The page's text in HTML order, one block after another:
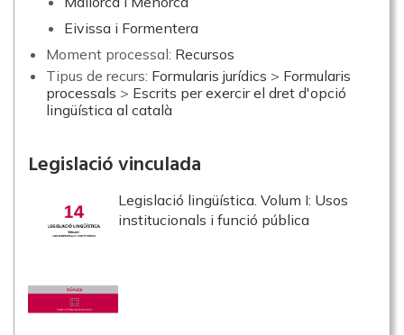
Eivissa i Formentera
Moment processal: Recursos
Tipus de recurs: Formularis jurídics > Formularis
processals > Escrits per exercir el dret d'opció
lingüística al català
Legislació vinculada
Legislació lingüística. Volum I: Usos
institucionals i funció pública